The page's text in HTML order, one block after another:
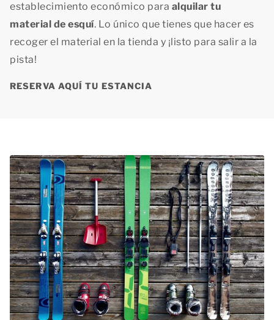
establecimiento económico para alquilar tu
material de esquí. Lo único que tienes que hacer es
recoger el material en la tienda y ¡listo para salir a la
pista!
RESERVA AQUÍ TU ESTANCIA